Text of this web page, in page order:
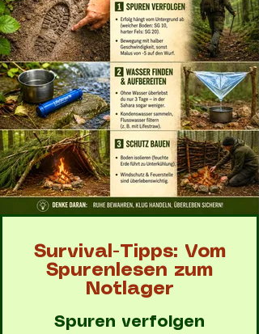
Survival-Tipps: Vom
Spurenlesen zum
Notlager
Spuren verfolgen